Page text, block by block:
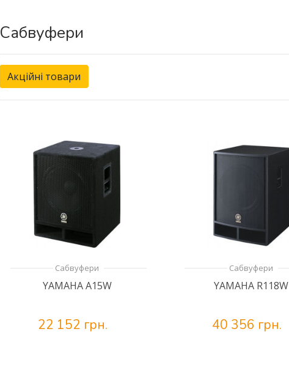
Сабвуфери
Акційні товари
Сабвуфери
YAMAHA A15W
22 152 грн.
Сабвуфери
YAMAHA R118W
40 356 грн.